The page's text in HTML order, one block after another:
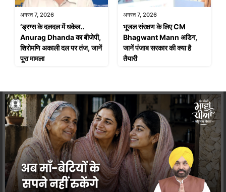
अगस्त 7, 2026
‘ड्रग्स के दलदल में धकेल..
Anurag Dhanda का बीजेपी,
शिरोमणि अकाली दल पर तंज, जानें
पूरा मामला
अगस्त 7, 2026
भूजल संरक्षण के लिए CM
Bhagwant Mann अडिग,
जानें पंजाब सरकार की क्या है
तैयारी